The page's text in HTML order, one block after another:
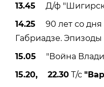
13.45 Д/ф
14.25 90 лет со
Габриадзе. Эпизоды
15.05 "Война
15.20, 22.30 Т/с